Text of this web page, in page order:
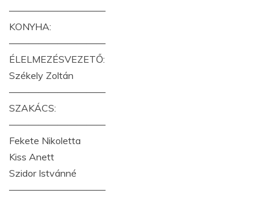
——————————
KONYHA:
——————————
ÉLELMEZÉSVEZETŐ:
Székely Zoltán
——————————
SZAKÁCS:
——————————
Fekete Nikoletta
Kiss Anett
Szidor Istvánné
——————————